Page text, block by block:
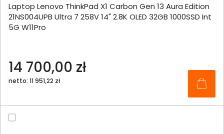
Laptop Lenovo ThinkPad X1 Carbon Gen 13 Aura Edition
21NS004UPB Ultra 7 258V 14" 2.8K OLED 32GB 1000SSD Int
5G W11Pro
14 700,00 zł
netto: 11 951,22 zł